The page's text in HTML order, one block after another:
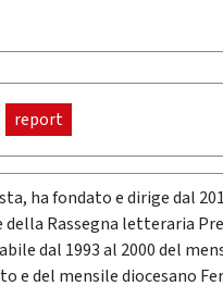
report
ha fondato e dirige dal
della Rassegna letteraria
dal 1993 al 2000 del
e del mensile diocesano